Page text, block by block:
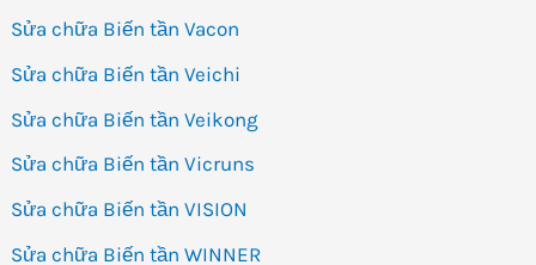
Sửa chữa Biến tần Vacon
Sửa chữa Biến tần Veichi
Sửa chữa Biến tần Veikong
Sửa chữa Biến tần Vicruns
Sửa chữa Biến tần VISION
Sửa chữa Biến tần WINNER